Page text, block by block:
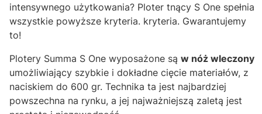
intensywnego użytkowania? Ploter tnący S One spełnia
wszystkie powyższe kryteria. kryteria. Gwarantujemy
to!
Plotery Summa S One wyposażone są w nóż wleczony
umożliwiający szybkie i dokładne cięcie materiałów, z
naciskiem do 600 gr. Technika ta jest najbardziej
powszechna na rynku, a jej najważniejszą zaletą jest